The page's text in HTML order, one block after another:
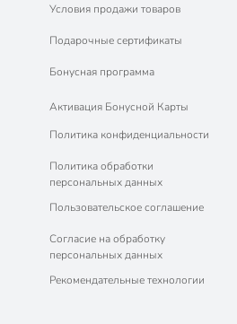
Условия продажи товаров
Подарочные сертификаты
Бонусная программа
Активация Бонусной Карты
Политика конфиденциальности
Политика обработки
персональных данных
Пользовательское соглашение
Согласие на обработку
персональных данных
Рекомендательные технологии